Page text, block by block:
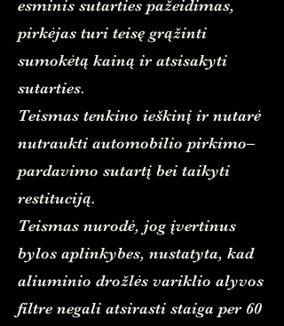
esminis sutarties pažeidimas,
pirkėjas turi teisę grąžinti
sumokėtą kainą ir atsisakyti
sutarties.
Teismas tenkino ieškinį ir nutarė
nutraukti automobilio pirkimo–
pardavimo sutartį bei taikyti
restituciją.
Teismas nurodė, jog įvertinus
bylos aplinkybes, nustatyta, kad
aliuminio drožlės variklio alyvos
filtre negali atsirasti staiga per 60